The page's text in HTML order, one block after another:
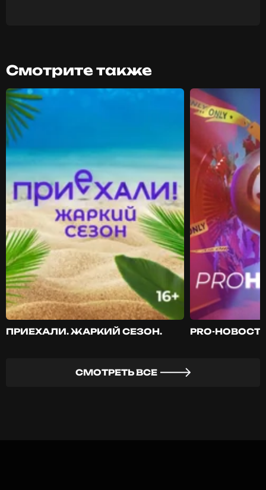
Смотрите также
ПРИЕХАЛИ. ЖАРКИЙ СЕЗОН. PRO-
СМОТРЕТЬ ВСЕ